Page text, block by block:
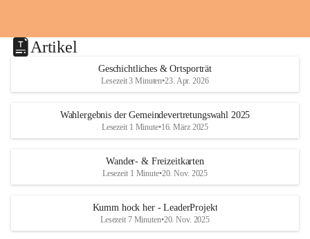
Artikel
Geschichtliches & Ortsporträt
Lesezeit 3 Minuten•23. Apr. 2026
Wahlergebnis der Gemeindevertretungswahl 2025
Lesezeit 1 Minute•16. März 2025
Wander- & Freizeitkarten
Lesezeit 1 Minute•20. Nov. 2025
Kumm hock her - LeaderProjekt
Lesezeit 7 Minuten•20. Nov. 2025